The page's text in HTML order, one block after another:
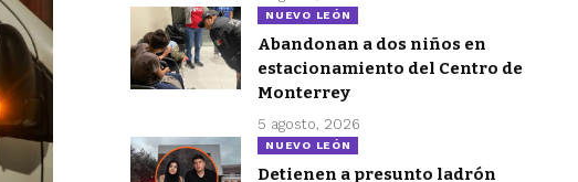
NUEVO LEÓN
Abandonan a dos niños en
estacionamiento del Centro de
Monterrey
5 agosto, 2026
NUEVO LEÓN
Detienen a presunto ladrón